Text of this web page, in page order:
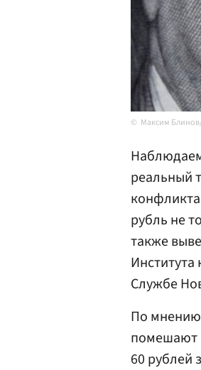
Максим
реальный
рубль не
также
Службе
По мнению
помешают
60 рублей